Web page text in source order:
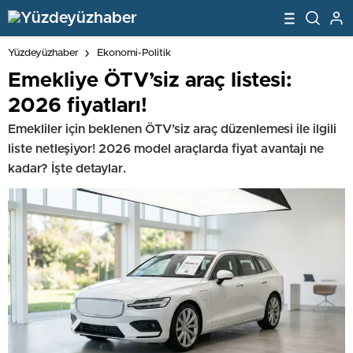
Yüzdeyüzhaber Ekonomi-Politik
Emekliye ÖTV’siz araç listesi:
2026 fiyatları!
Emekliler için beklenen ÖTV’siz araç düzenlemesi ile ilgili
liste netleşiyor! 2026 model araçlarda fiyat avantajı ne
kadar? İşte detaylar.